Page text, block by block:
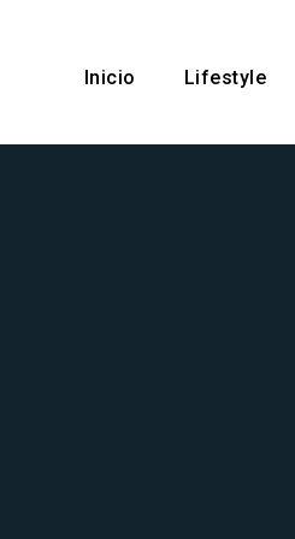
Inicio Lifestyle